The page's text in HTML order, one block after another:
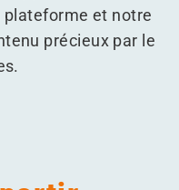
plateforme et notre
précieux par le